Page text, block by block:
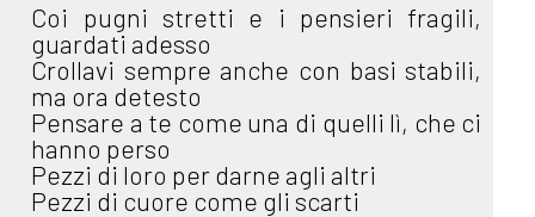
Coi pugni stretti e i pensieri fragili,
guardati adesso
Crollavi sempre anche con basi stabili,
ma ora detesto
Pensare a te come una di quelli lì, che ci
hanno perso
Pezzi di loro per darne agli altri
Pezzi di cuore come gli scarti